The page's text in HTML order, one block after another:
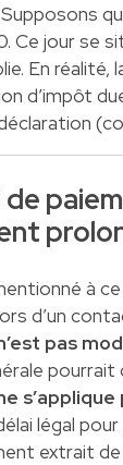
Supposons
Ce jour se
En
d’impôt
de
à
d’un
pas
pourrait
s’applique
légal
extrait